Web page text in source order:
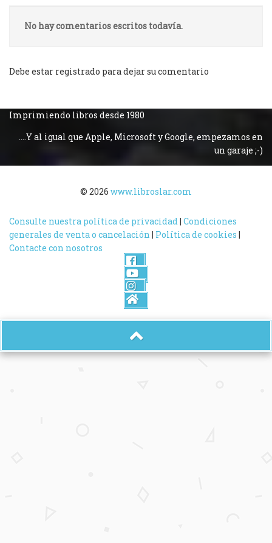
No hay comentarios escritos todavía.
Debe estar registrado para dejar su comentario
Imprimiendo libros desde 1980
....Y al igual que Apple, Microsoft y Google, empezamos en
un garaje ;-)
© 2026 www.libroslar.com
Consulte nuestra política de privacidad| Condiciones
generales de venta o cancelación | Política de cookies |
Contacte con nosotros